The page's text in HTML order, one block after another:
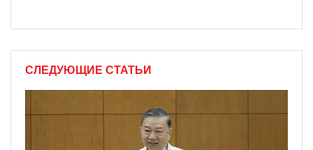
СЛЕДУЮЩИЕ СТАТЬИ